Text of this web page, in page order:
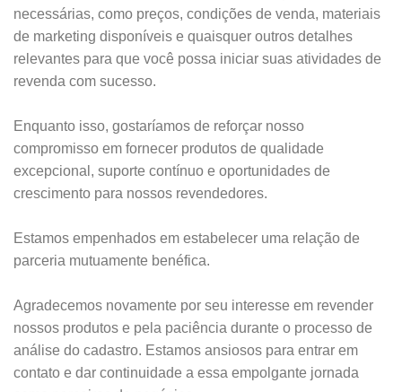
necessárias, como preços, condições de venda, materiais
de marketing disponíveis e quaisquer outros detalhes
relevantes para que você possa iniciar suas atividades de
revenda com sucesso.
Enquanto isso, gostaríamos de reforçar nosso
compromisso em fornecer produtos de qualidade
excepcional, suporte contínuo e oportunidades de
crescimento para nossos revendedores.
Estamos empenhados em estabelecer uma relação de
parceria mutuamente benéfica.
Agradecemos novamente por seu interesse em revender
nossos produtos e pela paciência durante o processo de
análise do cadastro. Estamos ansiosos para entrar em
contato e dar continuidade a essa empolgante jornada